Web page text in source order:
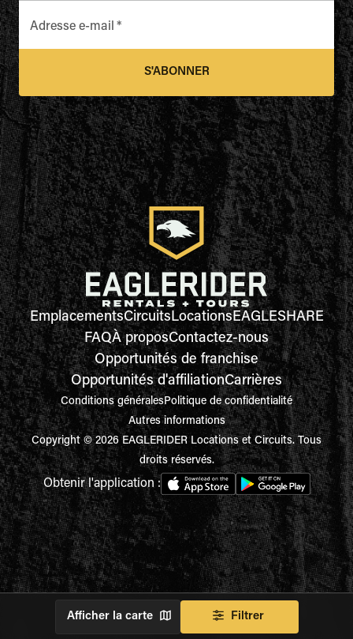
Afficher la carte Filtrer
Adresse e-mail *
S'ABONNER
EmplacementsCircuitsLocationsEAGLESHARE
FAQÀ proposContactez-nous
Opportunités de franchise
Opportunités d'affiliationCarrières
Conditions généralesPolitique de confidentialité
Autres informations
Copyright © 2026 EAGLERIDER Locations et Circuits. Tous
droits réservés.
Obtenir l'application :